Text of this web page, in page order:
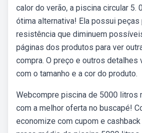
calor do verão, a piscina circular 5.
ótima alternativa! Ela possui
resistência que diminuem
páginas dos produtos para ver
compra. O preço e outros detalhes
com o tamanho e a cor do produto.
Webcompre piscina de 5000 litros
com a melhor oferta no buscapé!
economize com cupom e